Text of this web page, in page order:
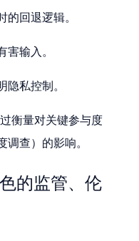
回退逻辑。
输入。
私控制。
过衡量对关键参与度
查）的影响。
的监管、伦